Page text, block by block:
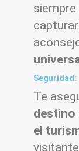
Seguridad:
Te
destino
el